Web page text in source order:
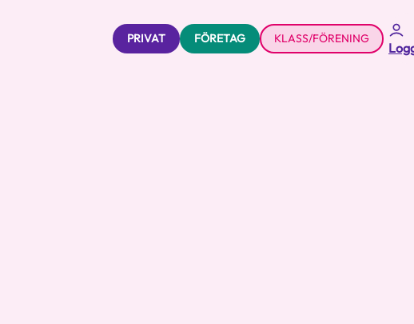
PRIVAT FÖRETAG KLASS/FÖRENING